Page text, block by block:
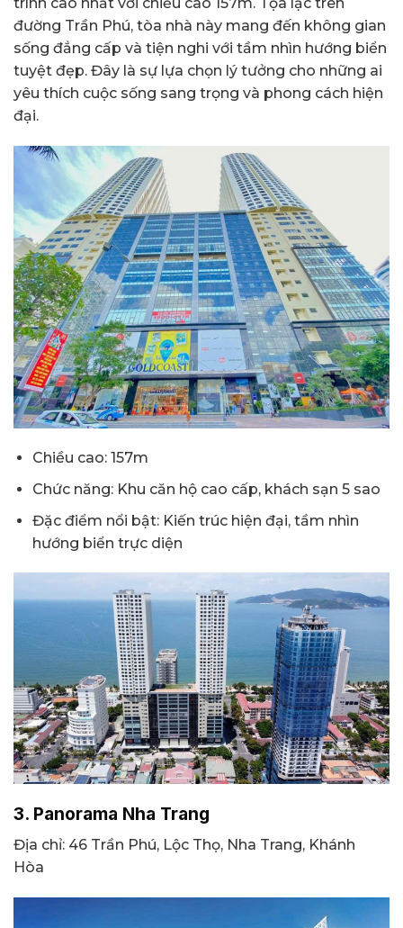
đường Trần Phú, tòa nhà này mang đến không gian
sống đẳng cấp và tiện nghi với tầm nhìn hướng biển
tuyệt đẹp. Đây là sự lựa chọn lý tưởng cho những ai
yêu thích cuộc sống sang trọng và phong cách hiện
đại.
Chiều cao: 157m
Chức năng: Khu căn hộ cao cấp, khách sạn 5 sao
Đặc điểm nổi bật: Kiến trúc hiện đại, tầm nhìn
hướng biển trực diện
3. Panorama Nha Trang
Địa chỉ: 46 Trần Phú, Lộc Thọ, Nha Trang, Khánh
Hòa